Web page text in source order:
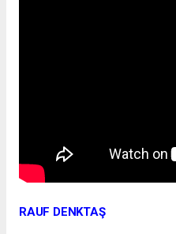
RAUF DENKTAŞ